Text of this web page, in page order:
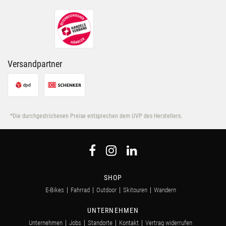
Versandpartner
*Die durchgestrichenen Preise entsprechen dem UVP des Herstellers.
SHOP
E-Bikes Fahrrad Outdoor Skitouren Wandern
UNTERNEHMEN
Unternehmen Jobs Standorte Kontakt Vertrag widerrufen